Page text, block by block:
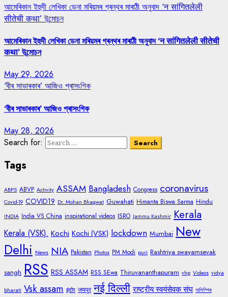
আমেৰিকান ইহুদী লেখিকা ডেনা মৰিয়মৰ গ্ৰন্থৰ মাৰাঠী অনুবাদ ‘न सांगितलेली
सीतेची कथा’ উন্মোচন
আমেৰিকান ইহুদী লেখিকা ডেনা মৰিয়মৰ গ্ৰন্থৰ মাৰাঠী অনুবাদ ‘न सांगितलेली सीतेची
कथा’ উন্মোচন
May 29, 2026
‘বীৰ সাভাৰকাৰ’ আজিও প্ৰাসংগিক
‘বীৰ সাভাৰকাৰ’ আজিও প্ৰাসংগিক
May 28, 2026
Search for:
Tags
ABPS ABVP Activity ASSAM Bangladesh Congress coronavirus
Covid-19 COVID19 Dr. Mohan Bhagwat Guwahati Himanta Biswa Sarma Hindu
INDIA India VS China inspirational videos ISRO Jammu Kashmir Kerala
Kerala (VSK). Kochi Kochi (VSK) lockdown Mumbai New
Delhi News NIA Pakistan Photos PM Modi puri Rashtriya swayamsevak
sangh RSS RSS ASSAM RSS SEwa Thiruvananthapuram vhp Videos vidya
bharati Vsk assam इंदौर जयपुर नई दिल्ली राष्ट्रीय स्वयंसेवक संघ অলিম্পিক